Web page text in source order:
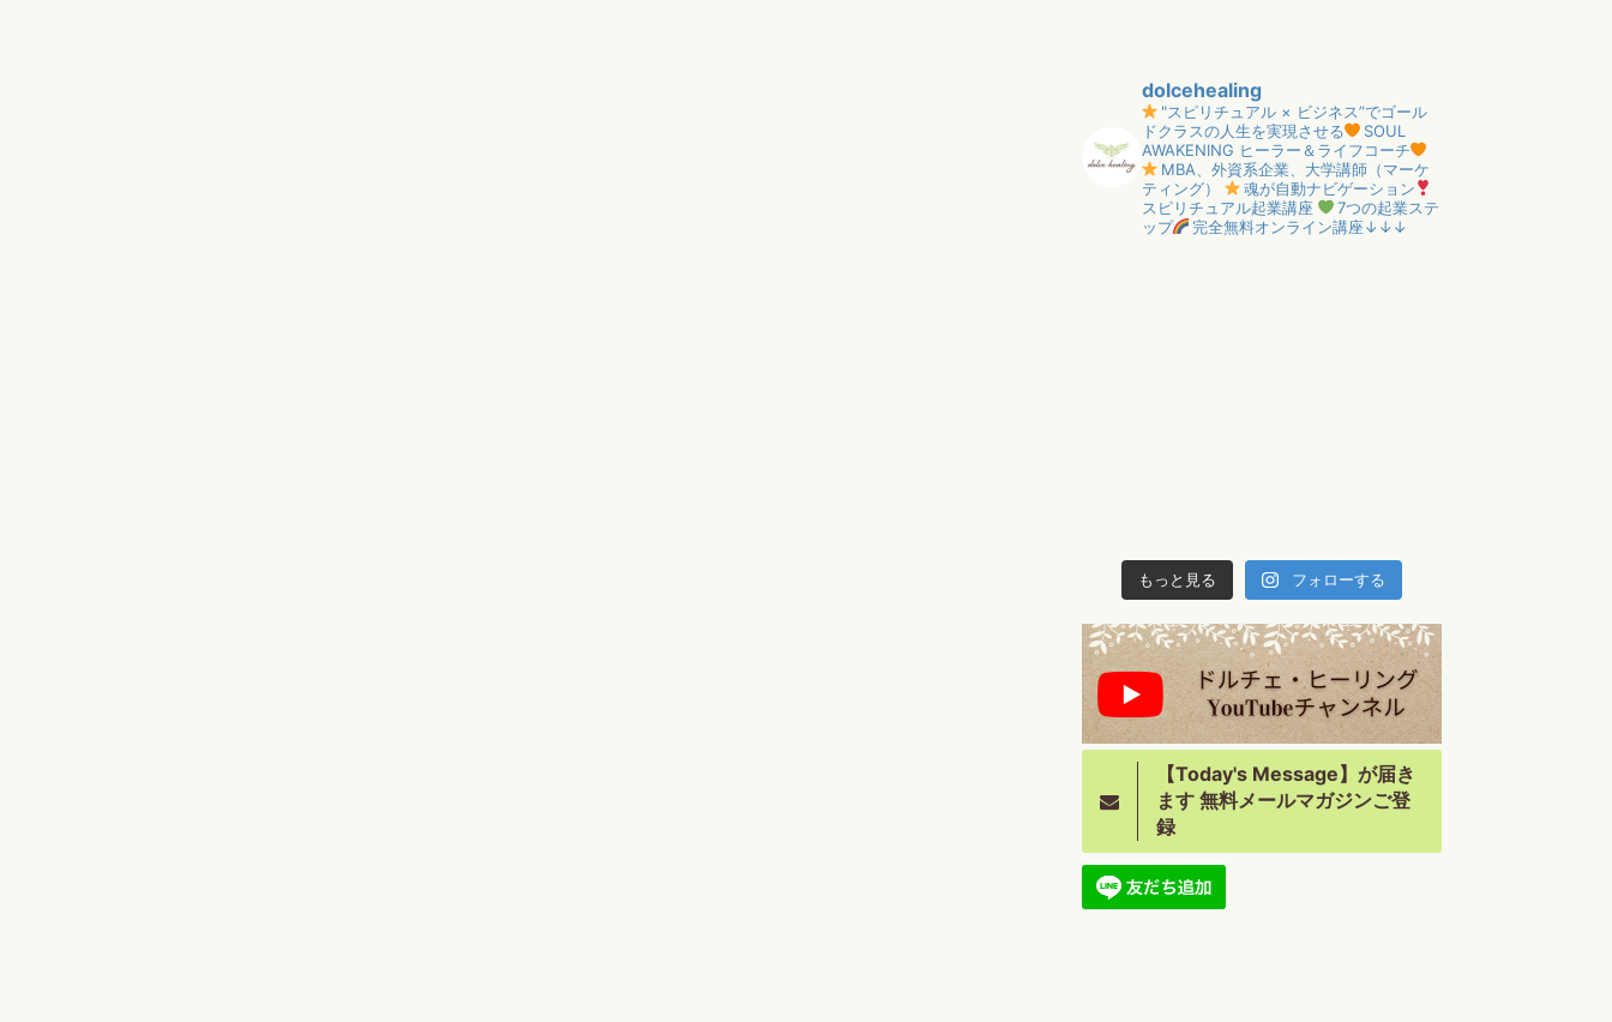
dolcehealing
"スピリチュアル × ビジネス”でゴール
ドクラスの人生を実現させる
SOUL
AWAKENING ヒーラー＆ライフコーチ
MBA、外資系企業、大学講師（マーケ
ティング）
魂が自動ナビゲーション
スピリチュアル起業講座
7つの起業ステ
ップ
完全無料オンライン講座↓↓↓
もっと見る フォローする
【Today's Message】が届き
ます 無料メールマガジンご登
録